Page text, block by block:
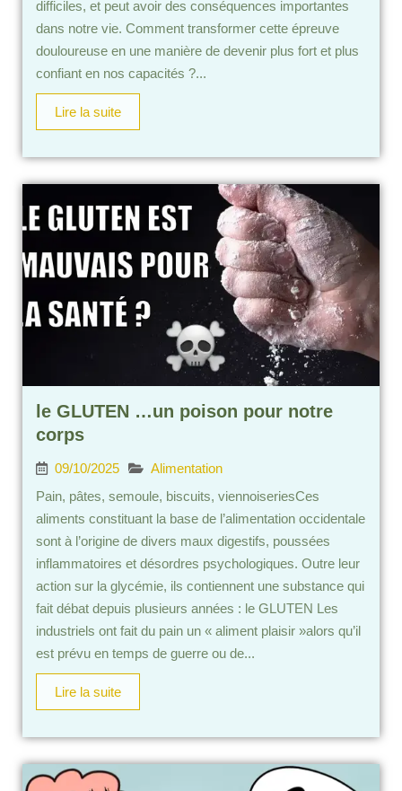
difficiles, et peut avoir des conséquences importantes
dans notre vie. Comment transformer cette épreuve
douloureuse en une manière de devenir plus fort et plus
confiant en nos capacités ?...
Lire la suite
le GLUTEN …un poison pour notre
corps
09/10/2025
Alimentation
Pain, pâtes, semoule, biscuits, viennoiseriesCes
aliments constituant la base de l’alimentation occidentale
sont à l’origine de divers maux digestifs, poussées
inflammatoires et désordres psychologiques. Outre leur
action sur la glycémie, ils contiennent une substance qui
fait débat depuis plusieurs années : le GLUTEN Les
industriels ont fait du pain un « aliment plaisir »alors qu’il
est prévu en temps de guerre ou de...
Lire la suite